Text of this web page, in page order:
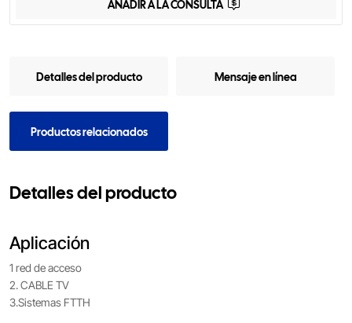
AÑADIR A LA CONSULTA
Detalles del producto Mensaje en línea
Productos relacionados
Detalles del producto
Aplicación
1 red de acceso
2. CABLE TV
3.Sistemas FTTH